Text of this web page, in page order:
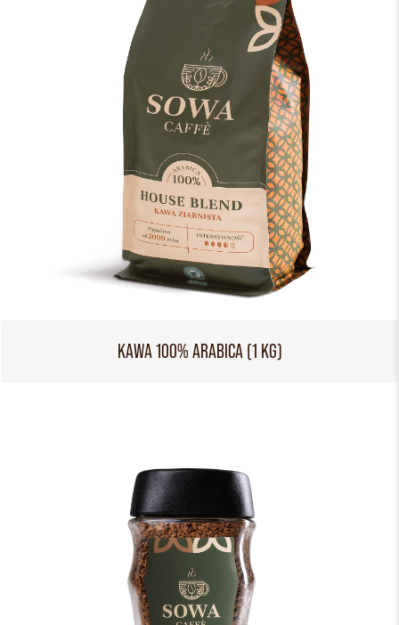
KAWA 100% ARABICA (1 KG)